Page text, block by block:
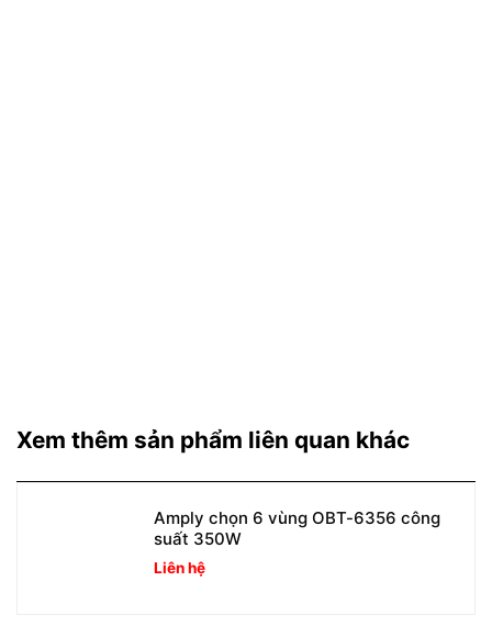
Xem thêm sản phẩm liên quan khác
Amply chọn 6 vùng OBT-6356 công
suất 350W
Liên hệ